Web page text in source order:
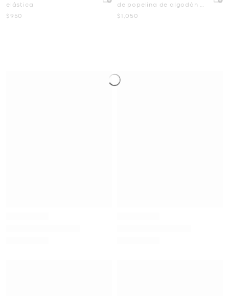
elástica
Ahora
$950
de popelina de algodón a
rayas
Ahora
$1,050